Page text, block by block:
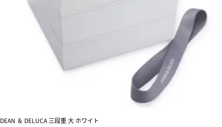
DEAN ＆ DELUCA 三段重 大 ホワイト